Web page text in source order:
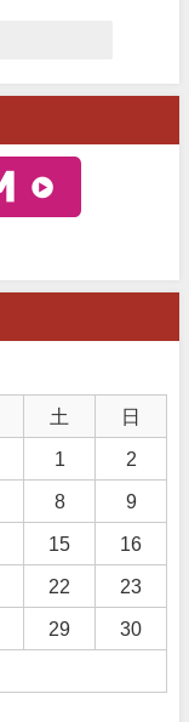
土 日
1 2
8 9
15 16
22 23
29 30